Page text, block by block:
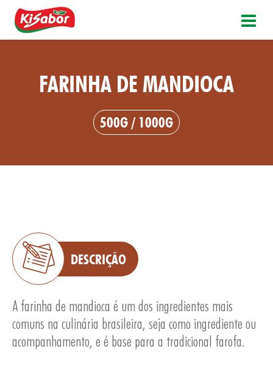
FARINHA DE MANDIOCA
500G / 1000G
DESCRIÇÃO
A farinha de mandioca é um dos ingredientes mais
comuns na culinária brasileira, seja como ingrediente ou
acompanhamento, e é base para a tradicional farofa.